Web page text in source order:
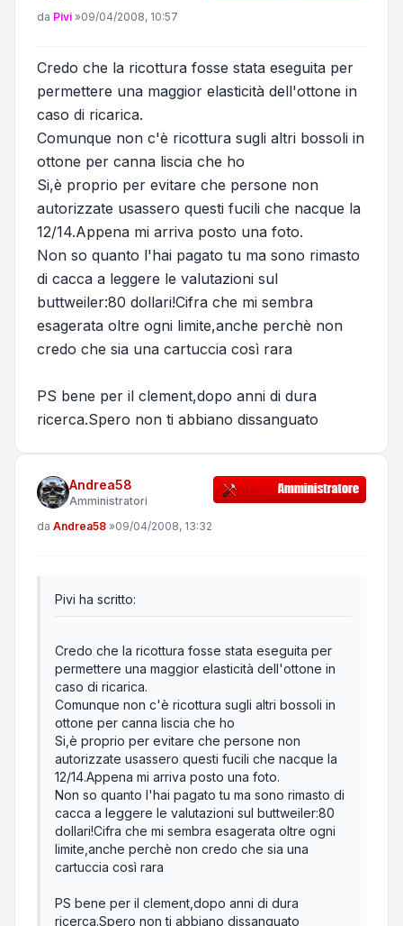
Messaggio
da Pivi »09/04/2008, 10:57
Credo che la ricottura fosse stata eseguita per
permettere una maggior elasticità dell'ottone in
caso di ricarica.
Comunque non c'è ricottura sugli altri bossoli in
ottone per canna liscia che ho
Si,è proprio per evitare che persone non
autorizzate usassero questi fucili che nacque la
12/14.Appena mi arriva posto una foto.
Non so quanto l'hai pagato tu ma sono rimasto
di cacca a leggere le valutazioni sul
buttweiler:80 dollari!Cifra che mi sembra
esagerata oltre ogni limite,anche perchè non
credo che sia una cartuccia così rara
PS bene per il clement,dopo anni di dura
ricerca.Spero non ti abbiano dissanguato
Andrea58
Amministratori
Messaggio
da Andrea58 »09/04/2008, 13:32
Pivi ha scritto:
Credo che la ricottura fosse stata eseguita per
permettere una maggior elasticità dell'ottone in
caso di ricarica.
Comunque non c'è ricottura sugli altri bossoli in
ottone per canna liscia che ho
Si,è proprio per evitare che persone non
autorizzate usassero questi fucili che nacque la
12/14.Appena mi arriva posto una foto.
Non so quanto l'hai pagato tu ma sono rimasto di
cacca a leggere le valutazioni sul buttweiler:80
dollari!Cifra che mi sembra esagerata oltre ogni
limite,anche perchè non credo che sia una
cartuccia così rara
PS bene per il clement,dopo anni di dura
ricerca.Spero non ti abbiano dissanguato